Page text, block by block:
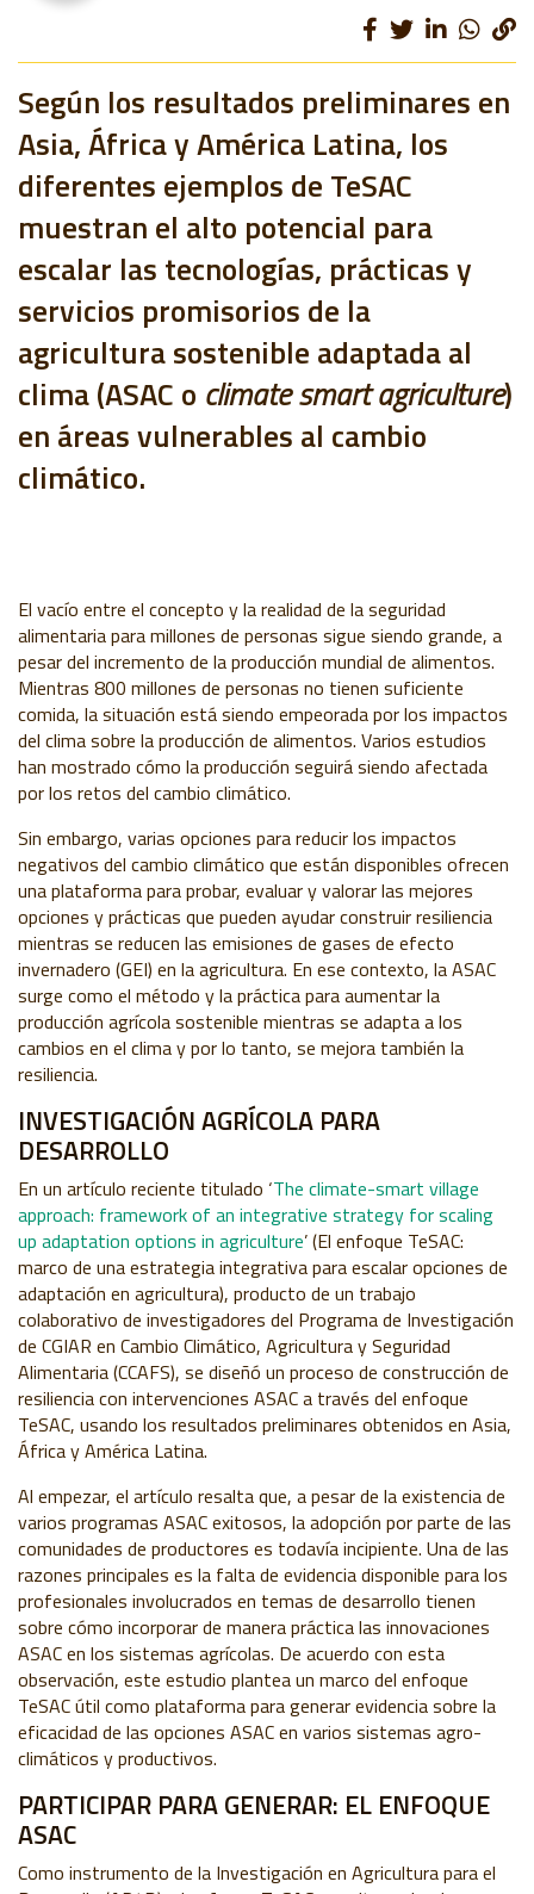
Según los resultados preliminares en
Asia, África y América Latina, los
diferentes ejemplos de TeSAC
muestran el alto potencial para
escalar las tecnologías, prácticas y
servicios promisorios de la
agricultura sostenible adaptada al
clima (ASAC o climate smart agriculture)
en áreas vulnerables al cambio
climático.
El vacío entre el concepto y la realidad de la seguridad
alimentaria para millones de personas sigue siendo grande, a
pesar del incremento de la producción mundial de alimentos.
Mientras 800 millones de personas no tienen suficiente
comida, la situación está siendo empeorada por los impactos
del clima sobre la producción de alimentos. Varios estudios
han mostrado cómo la producción seguirá siendo afectada
por los retos del cambio climático.
Sin embargo, varias opciones para reducir los impactos
negativos del cambio climático que están disponibles ofrecen
una plataforma para probar, evaluar y valorar las mejores
opciones y prácticas que pueden ayudar construir resiliencia
mientras se reducen las emisiones de gases de efecto
invernadero (GEI) en la agricultura. En ese contexto, la ASAC
surge como el método y la práctica para aumentar la
producción agrícola sostenible mientras se adapta a los
cambios en el clima y por lo tanto, se mejora también la
resiliencia.
INVESTIGACIÓN AGRÍCOLA PARA
DESARROLLO
En un artículo reciente titulado ‘The climate-smart village
approach: framework of an integrative strategy for scaling
up adaptation options in agriculture’ (El enfoque TeSAC:
marco de una estrategia integrativa para escalar opciones de
adaptación en agricultura), producto de un trabajo
colaborativo de investigadores del Programa de Investigación
de CGIAR en Cambio Climático, Agricultura y Seguridad
Alimentaria (CCAFS), se diseñó un proceso de construcción de
resiliencia con intervenciones ASAC a través del enfoque
TeSAC, usando los resultados preliminares obtenidos en Asia,
África y América Latina.
Al empezar, el artículo resalta que, a pesar de la existencia de
varios programas ASAC exitosos, la adopción por parte de las
comunidades de productores es todavía incipiente. Una de las
razones principales es la falta de evidencia disponible para los
profesionales involucrados en temas de desarrollo tienen
sobre cómo incorporar de manera práctica las innovaciones
ASAC en los sistemas agrícolas. De acuerdo con esta
observación, este estudio plantea un marco del enfoque
TeSAC útil como plataforma para generar evidencia sobre la
eficacidad de las opciones ASAC en varios sistemas agro-
climáticos y productivos.
PARTICIPAR PARA GENERAR: EL ENFOQUE
ASAC
Como instrumento de la Investigación en Agricultura para el